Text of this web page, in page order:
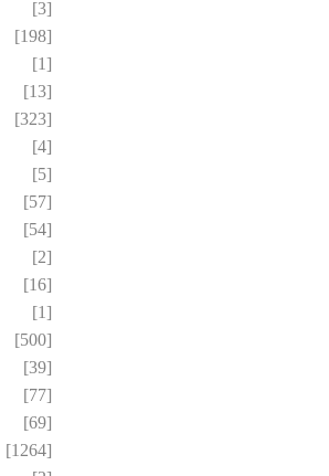
[3]
[198]
[1]
[13]
[323]
[4]
[5]
[57]
[54]
[2]
[16]
[1]
[500]
[39]
[77]
[69]
[1264]